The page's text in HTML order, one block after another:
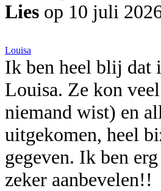
Lies op 10 juli
Louisa
Ik ben heel blij dat
Louisa. Ze kon
niemand wist) en
uitgekomen, heel
gegeven. Ik ben
zeker aanbevelen!!